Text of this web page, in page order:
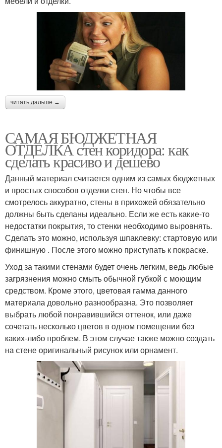
читать дальше →
САМАЯ БЮДЖЕТНАЯ
ОТДЕЛКА стен коридора: как
сделать красиво и дешево
Данный материал считается одним из самых бюджетных
и простых способов отделки стен. Но чтобы все
смотрелось аккуратно, стены в прихожей обязательно
должны быть сделаны идеально. Если же есть какие-то
недостатки покрытия, то стенки необходимо выровнять.
Сделать это можно, используя шпаклевку: стартовую или
финишную . После этого можно приступать к покраске.
Уход за такими стенами будет очень легким, ведь любые
загрязнения можно смыть обычной губкой с моющим
средством. Кроме этого, цветовая гамма данного
материала довольно разнообразна. Это позволяет
выбрать любой понравившийся оттенок, или даже
сочетать несколько цветов в одном помещении без
каких-либо проблем. В этом случае также можно создать
на стене оригинальный рисунок или орнамент.